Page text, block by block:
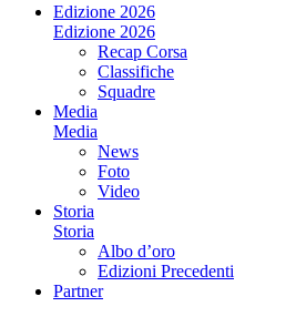
Edizione 2026
Edizione 2026
Recap Corsa
Classifiche
Squadre
Media
Media
News
Foto
Video
Storia
Storia
Albo d’oro
Edizioni Precedenti
Partner